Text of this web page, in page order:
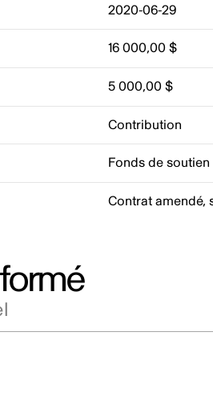
2020-06-29
16 000,00 $
5 000,00 $
Contribution
Fonds de soutien
Contrat amendé,